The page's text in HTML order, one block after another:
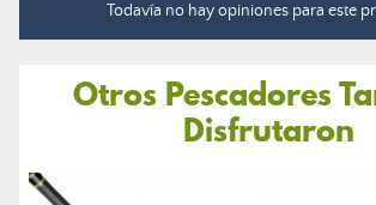
Todavía no hay opiniones para este
Otros Pescadores
Disfrutaron